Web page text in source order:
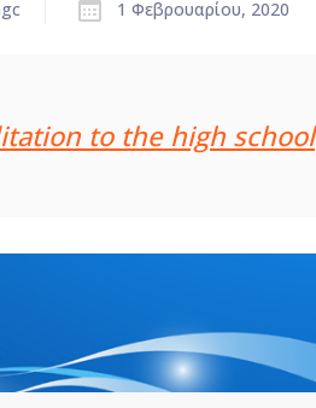
1 Φεβρουαρίου, 2020
to the high school